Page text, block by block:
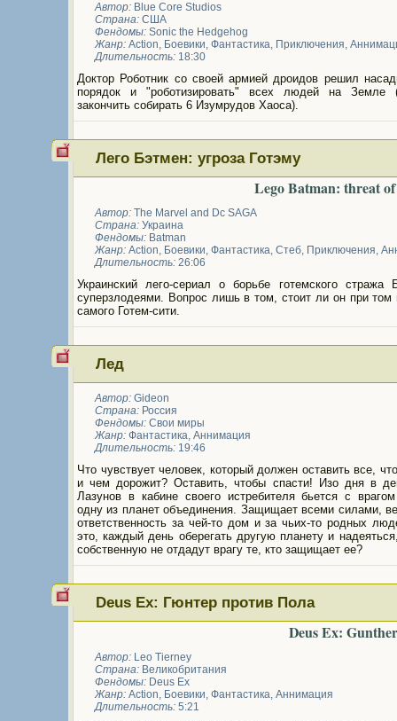
Автор: Blue Core Studios
Страна: США
Фендомы: Sonic the Hedgehog
Жанр: Action, Боевики, Фантастика, Приключения,
Длительность: 18:30
Доктор Роботник со своей армией дроидов решил
порядок и "роботизировать" всех людей на Земле
закончить собирать 6 Изумрудов Хаоса).
Лего Бэтмен: угроза Готэму
Lego Batman: threat
Автор: The Marvel and Dc SAGA
Страна: Украина
Фендомы: Batman
Жанр: Action, Боевики, Фантастика, Стеб, Приключения,
Длительность: 26:06
Украинский лего-сериал о борьбе готемского стража
суперзлодеями. Вопрос лишь в том, стоит ли он при том
самого Готем-сити.
Лед
Автор: Gideon
Страна: Россия
Фендомы: Свои миры
Жанр: Фантастика, Аннимация
Длительность: 19:46
Что чувствует человек, который должен оставить все,
и чем дорожит? Оставить, чтобы спасти! Изо дня в
Лазунов в кабине своего истребителя бьется с
одну из планет объединения. Защищает всеми силами,
ответственность за чей-то дом и за чьих-то родных
это, каждый день оберегать другую планету и
собственную не отдадут врагу те, кто защищает ее?
Deus Ex: Гюнтер против Пола
Deus Ex:
Автор: Leo Tierney
Страна: Великобритания
Фендомы: Deus Ex
Жанр: Action, Боевики, Фантастика, Аннимация
Длительность: 5:21